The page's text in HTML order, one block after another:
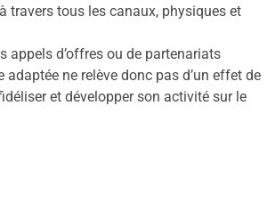
à travers tous les canaux, physiques et
appels d’offres ou de partenariats
adaptée ne relève donc pas d’un effet de
et développer son activité sur le